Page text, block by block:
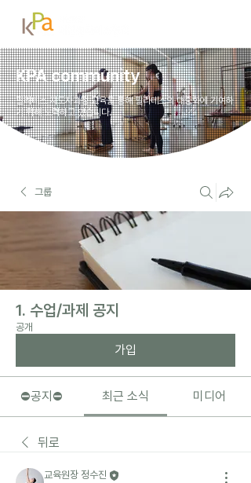
KPA community
필라테스 지도자과정 교육을 통해 필라테스의 대중화에 기여하
기 위해 노력하고 있습니다.
그룹
1. 수업/과제 공지
공개
가입
⛔️공지⛔️ 최근 소식 미디어
뒤로
교육원장 정수진